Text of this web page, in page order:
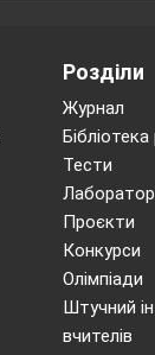
Розділи
Журнал
Тести
Проєкти
Конкурси
Олімпіади
Штучний
вчителів